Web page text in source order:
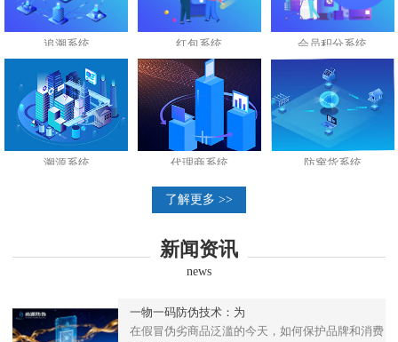
追溯系统 红包系统 会员积分系统
溯源系统 代理商系统 防窜货系统
了解更多 >>
新闻资讯
news
一物一码防伪技术：为
在假冒伪劣商品泛滥的今天，如何保护品牌和消费